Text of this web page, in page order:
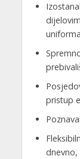
uniforma
pristup